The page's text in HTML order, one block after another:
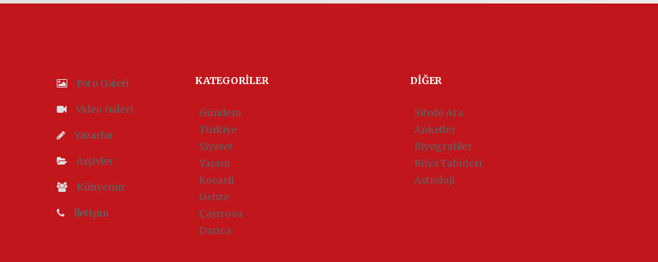
Foto Galeri
Video Galeri
Yazarlar
Arşivler
Künyemiz
İletişim
KATEGORİLER
Gündem
Türkiye
Siyaset
Yaşam
Kocaeli
Gebze
Çayırova
Darıca
DİĞER
Sitede Ara
Anketler
Biyografiler
Rüya Tabirleri
Astroloji